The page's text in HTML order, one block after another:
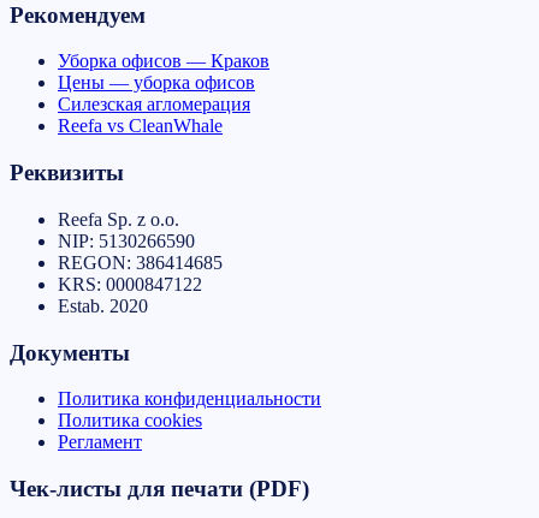
Рекомендуем
Уборка офисов — Краков
Цены — уборка офисов
Силезская агломерация
Reefa vs CleanWhale
Реквизиты
Reefa Sp. z o.o.
NIP: 5130266590
REGON: 386414685
KRS: 0000847122
Estab. 2020
Документы
Политика конфиденциальности
Политика cookies
Регламент
Чек-листы для печати (PDF)